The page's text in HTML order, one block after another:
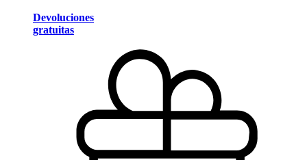
Devoluciones
gratuitas